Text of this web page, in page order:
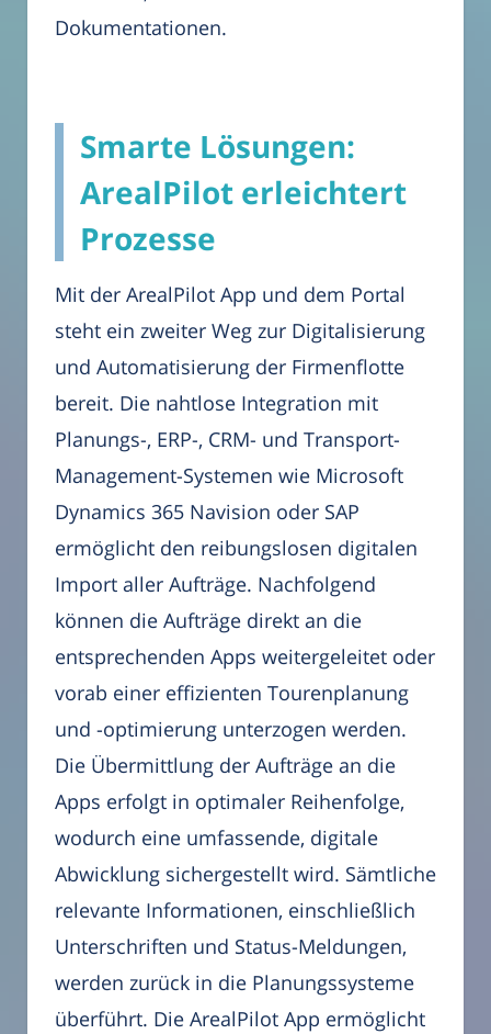
Dokumentationen.
Smarte Lösungen:
ArealPilot erleichtert
Prozesse
Mit der ArealPilot App und dem Portal
steht ein zweiter Weg zur Digitalisierung
und Automatisierung der Firmenflotte
bereit. Die nahtlose Integration mit
Planungs-, ERP-, CRM- und Transport-
Management-Systemen wie Microsoft
Dynamics 365 Navision oder SAP
ermöglicht den reibungslosen digitalen
Import aller Aufträge. Nachfolgend
können die Aufträge direkt an die
entsprechenden Apps weitergeleitet oder
vorab einer effizienten Tourenplanung
und -optimierung unterzogen werden.
Die Übermittlung der Aufträge an die
Apps erfolgt in optimaler Reihenfolge,
wodurch eine umfassende, digitale
Abwicklung sichergestellt wird. Sämtliche
relevante Informationen, einschließlich
Unterschriften und Status-Meldungen,
werden zurück in die Planungssysteme
überführt. Die ArealPilot App ermöglicht